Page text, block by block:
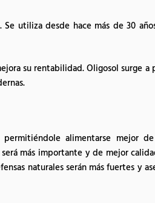
utiliza desde hace más de 30
su rentabilidad. Oligosol surge a
alimentarse mejor
más importante y de mejor
naturales serán más fuertes y